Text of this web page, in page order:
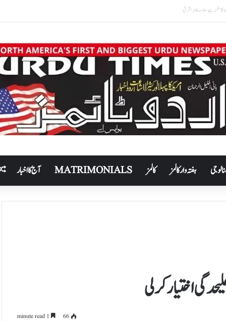
ہفتہ وار کالمز کالمز MATRIMONIALS آج کا اخبار
اختیار کرلی
66